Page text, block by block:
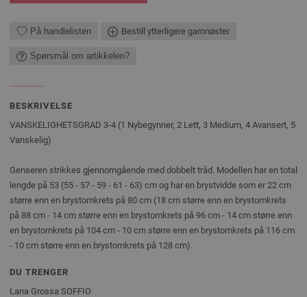
På handlelisten Bestill ytterligere garnnøster
Spørsmål om artikkelen?
BESKRIVELSE
VANSKELIGHETSGRAD 3-4 (1 Nybegynner, 2 Lett, 3 Medium, 4 Avansert, 5
Vanskelig)
Genseren strikkes gjennomgående med dobbelt tråd. Modellen har en total
lengde på 53 (55 - 57 - 59 - 61 - 63) cm og har en brystvidde som er 22 cm
større enn en brystomkrets på 80 cm (18 cm større enn en brystomkrets
på 88 cm - 14 cm større enn en brystomkrets på 96 cm - 14 cm større enn
en brystomkrets på 104 cm - 10 cm større enn en brystomkrets på 116 cm
- 10 cm større enn en brystomkrets på 128 cm).
DU TRENGER
Lana Grossa SOFFIO